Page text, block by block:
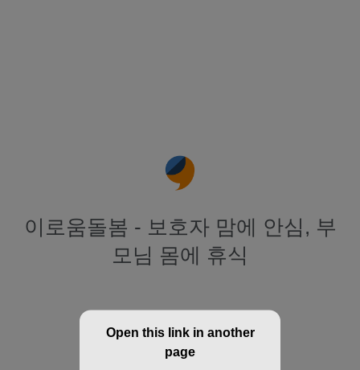
이로움돌봄 - 보호자 맘에 안심, 부
모님 몸에 휴식